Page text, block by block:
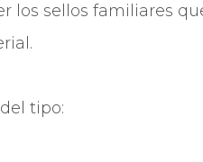
los sellos familiares
tipo: